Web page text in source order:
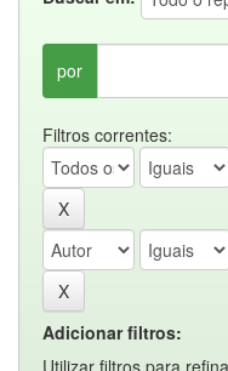
por
Filtros correntes:
Adicionar filtros:
Utilizar filtros para